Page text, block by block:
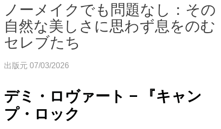
ノーメイクでも問題なし：その
自然な美しさに思わず息をのむ
セレブたち
出版元 07/03/2026
デミ・ロヴァート – 『キャン
プ・ロック